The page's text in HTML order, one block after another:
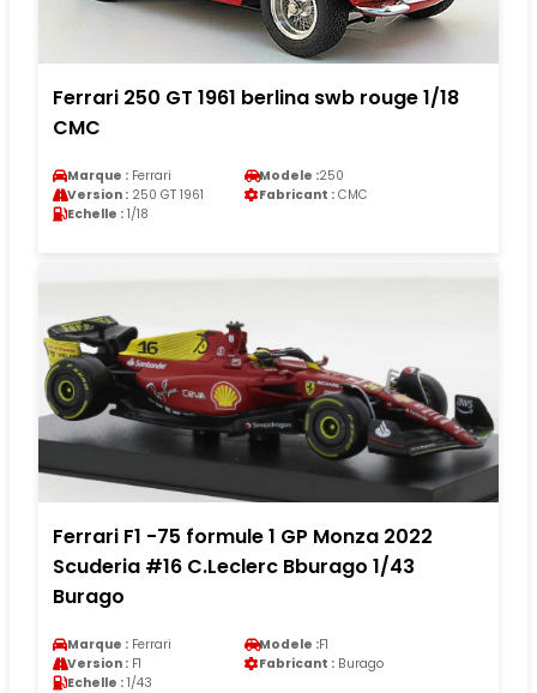
Ferrari 250 GT 1961 berlina swb rouge 1/18
CMC
Marque : Ferrari Modele :250
Version : 250 GT 1961 Fabricant : CMC
Echelle : 1/18
Ferrari F1 -75 formule 1 GP Monza 2022
Scuderia #16 C.Leclerc Bburago 1/43
Burago
Marque : Ferrari Modele :F1
Version : F1 Fabricant : Burago
Echelle : 1/43